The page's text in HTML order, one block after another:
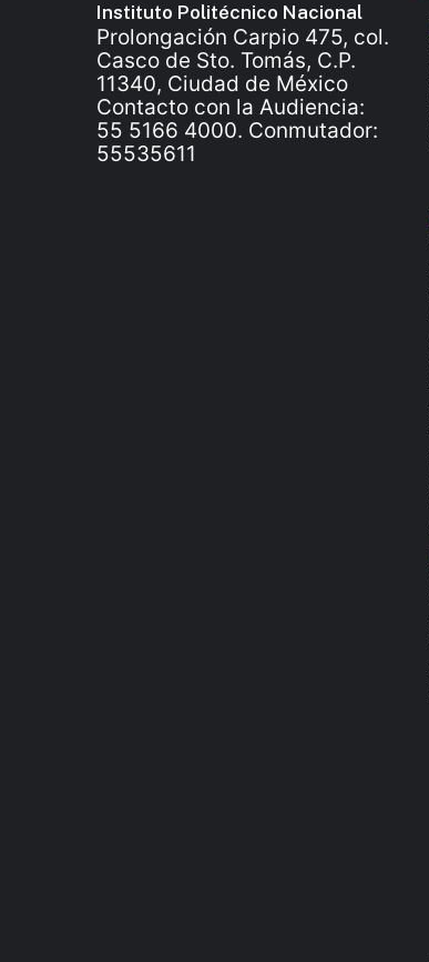
Instituto Politécnico Nacional
Prolongación Carpio 475, col.
Casco de Sto. Tomás, C.P.
11340, Ciudad de México
Contacto con la Audiencia:
55 5166 4000. Conmutador:
55535611